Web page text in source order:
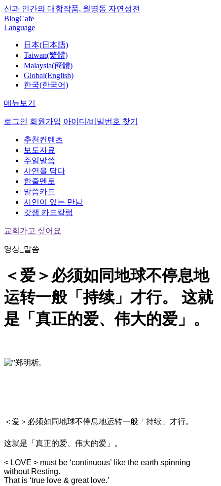
신과 인간의 대합작품, 월명동 자연성전
BlogCafe
Language
日本(日本語)
Taiwan(繁體)
Malaysia(簡體)
Global(English)
한국(한국어)
메뉴보기
로그인 회원가입 아이디/비밀번호 찾기
추천컨텐츠
보도자료
주일말씀
사연을 담다
한줄멘토
말씀카드
사연이 있는 만남
갓잼 카드칼럼
교회가고 싶어요
영상_말씀
＜爱＞必须如同地球不停息地
运转一般「持续」才行。 这就
是「真正的爱、伟大的爱」。
＜爱＞必须如同地球不停息地运转一般「持续」才行。
这就是「真正的爱、伟大的爱」。
< LOVE > must be ‘continuous’ like the earth spinning
without Resting.
That is ‘true love & great love.’